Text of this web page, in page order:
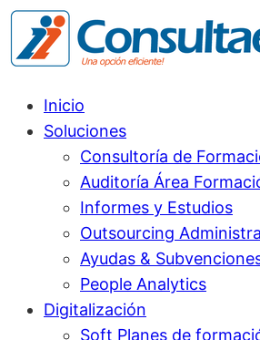
Inicio
Soluciones
Consultoría de
Auditoría Área
Informes y Estudios
Outsourcing
Ayudas &
People Analytics
Digitalización
Soft Planes de